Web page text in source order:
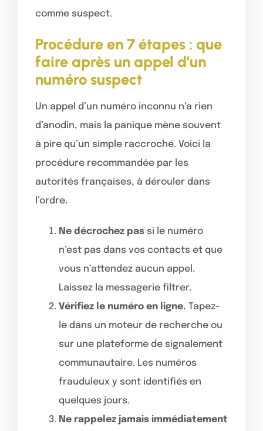
comme suspect.
Procédure en 7 étapes : que
faire après un appel d’un
numéro suspect
Un appel d’un numéro inconnu n’a rien
d’anodin, mais la panique mène souvent
à pire qu’un simple raccroché. Voici la
procédure recommandée par les
autorités françaises, à dérouler dans
l’ordre.
Ne décrochez pas si le numéro
n’est pas dans vos contacts et que
vous n’attendez aucun appel.
Laissez la messagerie filtrer.
Vérifiez le numéro en ligne. Tapez-
le dans un moteur de recherche ou
sur une plateforme de signalement
communautaire. Les numéros
frauduleux y sont identifiés en
quelques jours.
Ne rappelez jamais immédiatement